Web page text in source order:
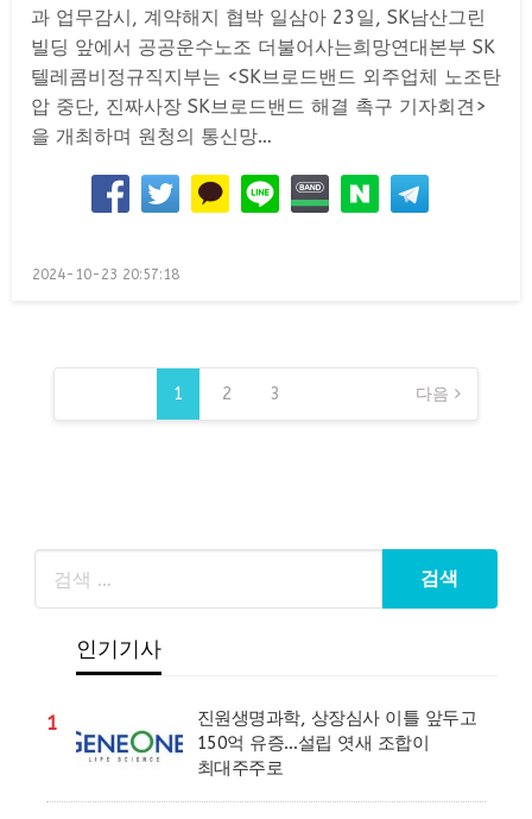
과 업무감시, 계약해지 협박 일삼아 23일, SK남산그린
빌딩 앞에서 공공운수노조 더불어사는희망연대본부 SK
텔레콤비정규직지부는 <SK브로드밴드 외주업체 노조탄
압 중단, 진짜사장 SK브로드밴드 해결 촉구 기자회견>
을 개최하며 원청의 통신망…
Posted
2024-10-23 20:57:18
글
이
1 2 3 다음
인기기사
1
진원생명과학, 상장심사 이틀 앞두고
150억 유증…설립 엿새 조합이
최대주주로